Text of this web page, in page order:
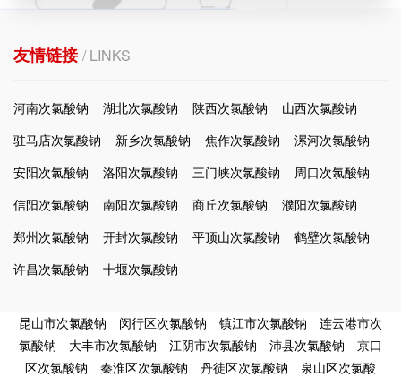
友情链接/ LINKS
河南次氯酸钠 湖北次氯酸钠 陕西次氯酸钠
山西次氯酸钠
驻马店次氯酸钠
新乡次氯酸钠 焦作次氯酸钠
漯河次氯酸钠
安阳次氯酸钠
洛阳次氯酸钠 三门峡次氯酸钠
周口次氯酸钠
信阳次氯酸钠
南阳次氯酸钠 商丘次氯酸钠
濮阳次氯酸钠
郑州次氯酸钠
开封次氯酸钠 平顶山次氯酸钠
鹤壁次氯酸钠
许昌次氯酸钠
十堰次氯酸钠
昆山市次氯酸钠 闵行区次氯酸钠 镇江市次氯酸钠
连云港市次
氯酸钠
大丰市次氯酸钠 江阴市次氯酸钠 沛县次氯酸钠
京口
区次氯酸钠
秦淮区次氯酸钠 丹徒区次氯酸钠
泉山区次氯酸